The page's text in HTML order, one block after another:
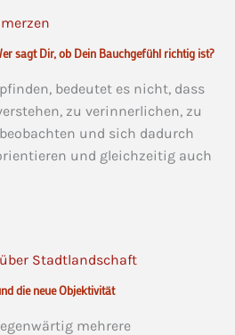
sagt Dir, ob Dein Bauchgefühl richtig ist?
bedeutet es nicht, dass
zu verinnerlichen, zu
und sich dadurch
und gleichzeitig auch
die neue Objektivität
mehrere